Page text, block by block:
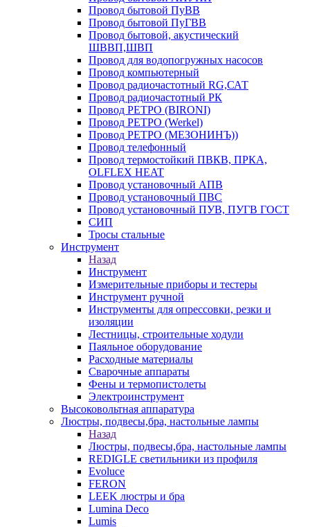
Провод бытовой ПуВВ
Провод бытовой ПуГВВ
Провод бытовой, акустический
ШВВП,ШВП
Провод для водопогружных насосов
Провод компьютерный
Провод радиочастотный RG,САТ
Провод радиочастотный РК
Провод РЕТРО (BIRONI)
Провод РЕТРО (Werkel)
Провод РЕТРО (МЕЗОНИНЪ))
Провод телефонный
Провод термостойкий ПВКВ, ПРКА,
OLFLEX HEAT
Провод установочный АПВ
Провод установочный ПВС
Провод установочный ПУВ, ПУГВ ГОСТ
СИП
Тросы стальные
Инструмент
Назад
Инструмент
Измерительные приборы и тестеры
Инструмент ручной
Инструменты для опрессовки, резки и
изоляции
Лестницы, строительные ходули
Паяльное оборудование
Расходные материалы
Сварочные аппараты
Фены и термопистолеты
Электроинструмент
Высоковольтная аппаратура
Люстры, подвесы,бра, настольные лампы
Назад
Люстры, подвесы,бра, настольные лампы
REDIGLE светильники из профиля
Evoluce
FERON
LEEK люстры и бра
Lumina Deco
Lumis